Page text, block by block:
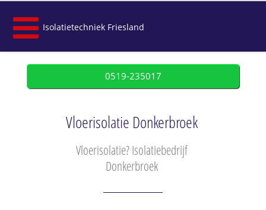
Isolatietechniek Friesland
0519-235017
Vloerisolatie Donkerbroek
Vloerisolatie? Isolatiebedrijf
Donkerbroek